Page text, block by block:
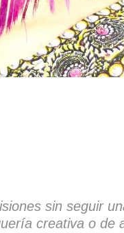
sin seguir
creativa o